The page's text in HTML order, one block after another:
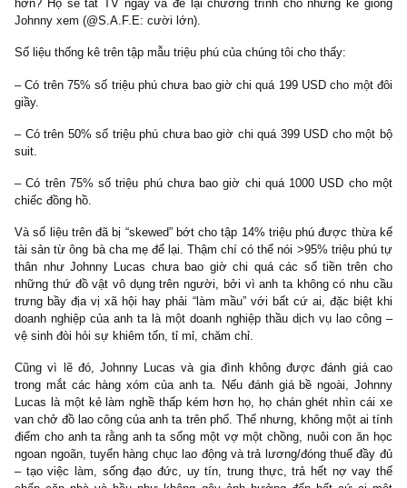
tiêu xài vung tay, và nếu bạn không show nó ra, thì bạn có nó
gì?! Bạn thử tưởng tượng xem, nếu tôi mà show chân dung
nhà bên tiêu biểu lên TV thì sẽ như thế nào. TV ratings thấp cực
muốn ngay lập tức (immediate gratification), ngay khi thu
tăng lên được một tí, thì việc họ làm đầu tiên không phải tiết
Nào chúng ta cùng đến với chương trình triệu phú tiêu biểu
trên TV do tiến sĩ Thomas Stanley dẫn chương trình: camera
zoom vào gia đình tiêu biểu của Mr. Johnny Lucas!
Johnny,gần 60 tuổi, đã ở chung với người vợ của mình từ
xong đại học. Anh ta có bằng cử nhân ở trường địa phương.
chủ của một doanh nghiệp thầu dịch vụ lao công – vệ sinh
contractor), thứ có doanh thu tăng trưởng mạnh mẽ trong suốt
vừa qua. Tất cả lao công của anh ta đều được đào tạo chuyên
ăn mặc chỉnh tề sạch sẽ với logo của cty anh ta trên ngực áo.
chẳng có gì đặc biệt, nhưng Johnny có tài sản ròng>2tr USD
thực tế, hộ gia đình của Johnny thuộc hàng top 2% net worth
quốc của Hoa Kỳ (*)
Thế nhưng người xem TV sẽ cảm thấy bối rối khi xem chương
Thứ nhất, Johnny Lucas chẳng hề giống với những gì họ tưởng
về một triệu phú tiêu biểu. Thứ hai, lối sống cần kiệm, chăm chỉ,